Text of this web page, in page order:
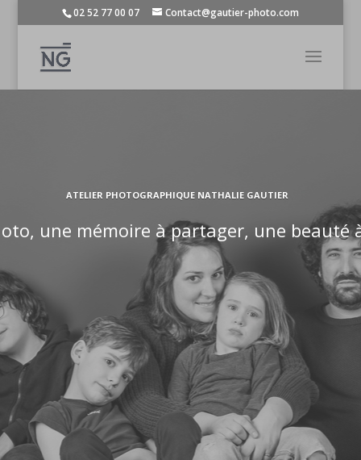
02 52 77 00 07 Contact@gautier-photo.com
ATELIER PHOTOGRAPHIQUE NATHALIE GAUTIER
une mémoire à partager, une